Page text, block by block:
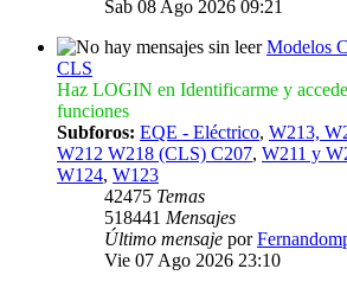
Sab 08 Ago 2026 09:21
Modelos
CLS
Haz LOGIN en Identificarme y
funciones
Subforos: EQE - Eléctrico, W213,
W212 W218 (CLS) C207, W211 y
W124, W123
42475 Temas
518441 Mensajes
Último mensaje por
Vie 07 Ago 2026 23:10